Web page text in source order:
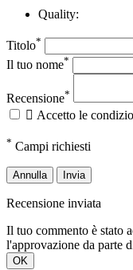
Quality:
Titolo*
Il tuo nome*
Recensione*
 Accetto le
* Campi richiesti
Annulla Invia
Recensione inviata
Il tuo commento è stato
l'approvazione da parte
OK